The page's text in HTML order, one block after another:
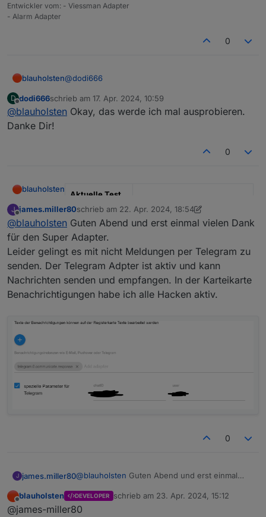
Interesse daran etwas derartiges umzusetzen?
Danke und Grüße
Entwickler vom: - Viessman Adapter
- Alarm Adapter
0
blauholsten@dodi666
Hallo,
Aktivierung oder man benutzt „Aktivierung mit
zum Thema Staubsaugen etc: hierfür habe ich
D
Offline
dodi666schrieb am 17. Apr. 2024, 10:59
zuletzt editiert von
@blauholsten Okay, das werde ich mal ausprobieren.
Danke Dir!
0
blauholsten
Aktuelle Test
Version
3.6.x
Veröffentlichun
gsdatum
22.12.2022
https://github.com/misanorot/
ioBroker.alarm
Hier Adapter Beschreibung, Changelog etc.
J
Offline
james.miller80schrieb am 22. Apr. 2024, 18:54
zuletzt editiert von james.miller80
@blauholsten Guten Abend und erst einmal vielen Dank
für den Super Adapter.
Leider gelingt es mit nicht Meldungen per Telegram zu
senden. Der Telegram Adpter ist aktiv und kann
Nachrichten senden und empfangen. In der Karteikarte
Benachrichtigungen habe ich alle Hacken aktiv.
0
J james.miller80@blauholsten Guten Abend und erst einmal
Leider gelingt es mit nicht Meldungen per
Telegram zu senden. Der Telegram Adpter ist
Offline
blauholsten DEVELOPER schrieb am 23. Apr. 2024, 15:12
zuletzt editiert von
@james-miller80